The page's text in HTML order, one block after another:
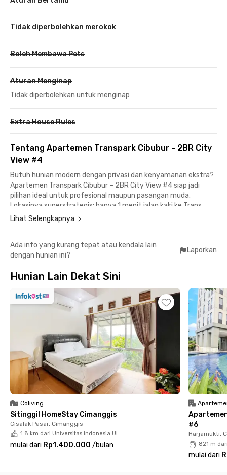
Tidak diperbolehkan merokok
Boleh Membawa Pets
Aturan Menginap
Tidak diperbolehkan untuk menginap
Extra House Rules
Tentang Apartemen Transpark Cibubur - 2BR City
View #4
Butuh hunian modern dengan privasi dan kenyamanan ekstra?
Apartemen Transpark Cibubur – 2BR City View #4 siap jadi
pilihan ideal untuk profesional maupun pasangan muda.
Lokasinya superstrategis: hanya 1 menit jalan kaki ke Trans
Studio Mall Cibubur, 8 menit ke Tol Cimanggis dan Stasiun LRT
Harjamukti, serta 30 menit ke Bandara Halim Perdanakusuma.
Unit 2BR ini sudah fully furnished dengan AC, kamar mandi, dan
dapur lengkap sehingga kamu bisa langsung nyaman tanpa
area parkir, akses card, hingga CCTV 24 jam. Plus, harga sewa
sudah termasuk IPL sehingga lebih hemat untuk kebutuhan
bulanan.
Apartemen di Cibubur ini adalah solusi praktis untuk mobilitas
tinggi sekaligus ruang nyaman membangun hidup bersama.
Jangan tunggu lama, amankan unit hunian eksklusif ini
sekarang juga!
Lihat Selengkapnya
Ada info yang kurang tepat atau kendala lain
dengan hunian ini?
Laporkan
Hunian Lain Dekat Sini
Coliving
Sitinggil HomeStay Cimanggis
Cisalak Pasar, Cimanggis
1.8 km dari Universitas Indonesia UI
mulai dari Rp1.400.000 /bulan
#6
Harjamukti,
821 m
mulai dari